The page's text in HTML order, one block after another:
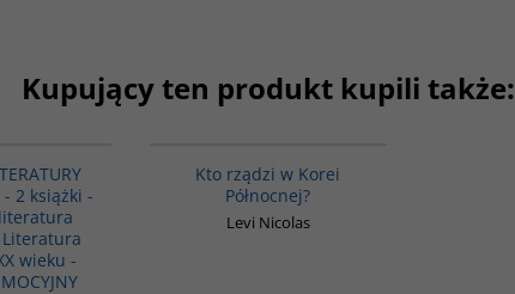
Kupujący ten produkt kupili także:
- 2 książki -
wieku -
Kto rządzi w Korei
Północnej?
Levi Nicolas